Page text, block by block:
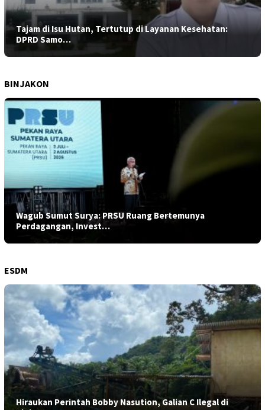
Tajam di Isu Hutan, Tertutup di Layanan Kesehatan:
DPRD Samo…
BINJAKON
Wagub Sumut Surya: PRSU Ruang Bertemunya
Perdagangan, Invest…
ESDM
Hiraukan Perintah Bobby Nasution, Galian C Ilegal di